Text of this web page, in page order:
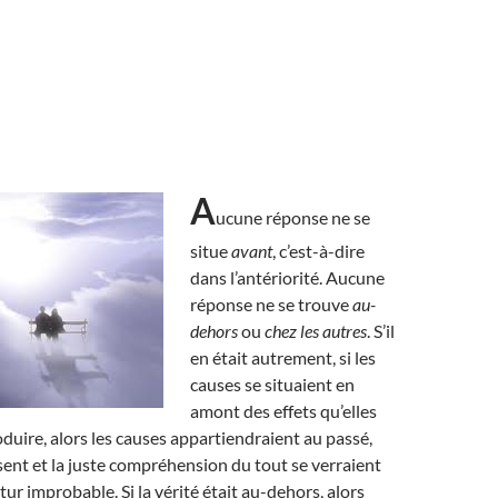
Aucune réponse ne se
situeavant, c’est-à-dire
dans l’antériorité. Aucune
réponse ne se trouveau-
dehorsou chez les autres. S’il
en était autrement, si les
causes se situaient en
amont des effets qu’elles
alors les causes appartiendraient au passé,
et la juste compréhension du tout se verraient
improbable. Si la vérité était au-dehors, alors